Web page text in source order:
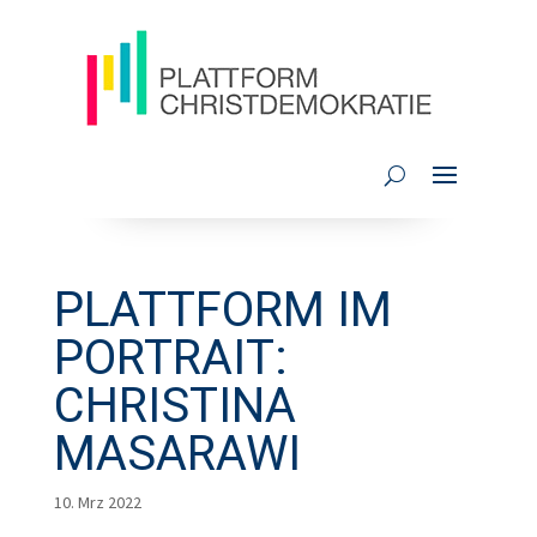
PLATTFORM IM
PORTRAIT:
CHRISTINA
MASARAWI
10. Mrz 2022